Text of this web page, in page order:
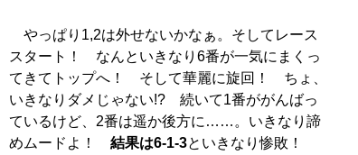
やっぱり1,2は外せないかなぁ。そしてレース
スタート！ なんといきなり6番が一気にまくっ
てきてトップへ！ そして華麗に旋回！ ちょ、
いきなりダメじゃない!? 続いて1番ががんばっ
ているけど、2番は遥か後方に……。いきなり諦
めムードよ！ 結果は6-1-3といきなり惨敗！